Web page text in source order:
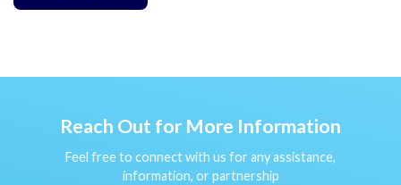
Reach Out for More Information
Feel free to connect with us for any assistance,
information, or partnership